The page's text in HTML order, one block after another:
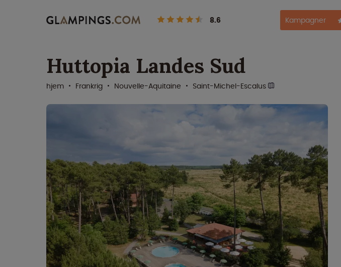
8.6 Kampagner
Huttopia Landes Sud
hjem
Frankrig Nouvelle-Aquitaine Saint-Michel-Escalus